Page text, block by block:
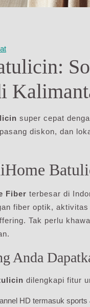
super cepat
diskon, dan
Fiber terbesar di
fiber optik,
Tak perlu
Anda
dilengkapi fitur
HD termasuk sports